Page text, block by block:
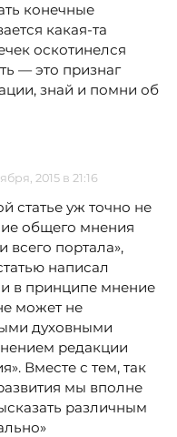
конечные
какая-та
оскотинелся
— это признаг
знай и помни об
2015 в 21:16
статье уж точно не
общего мнения
всего портала»,
написал
в принципе мнение
может не
духовными
редакции
Вместе с тем, так
мы вполне
различным